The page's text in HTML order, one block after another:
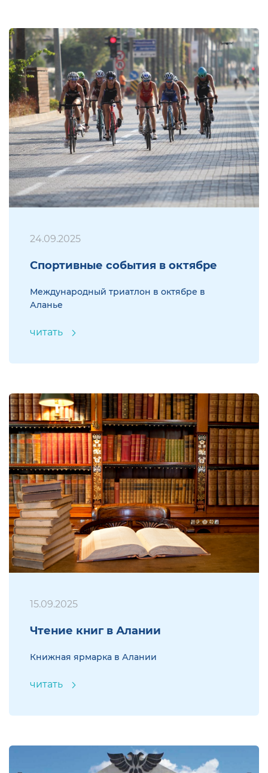
24.09.2025
Спортивные события в октябре
Международный триатлон в октябре в
Аланье
читать
15.09.2025
Чтение книг в Алании
Книжная ярмарка в Алании
читать